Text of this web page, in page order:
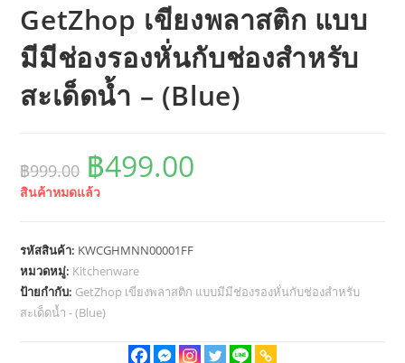
GetZhop เขียงพลาสติก แบบ
มีมีช่องรองหั่นกับช่องสำหรับ
สะเด็ดน้ำ – (Blue)
฿999.00
Original
price
was:
฿999.00.
฿499.00
สินค้าหมดแล้ว
รหัสสินค้า: KWCGHMNN00001FF
หมวดหมู่: Kitchenware
ป้ายกำกับ: GetZhop เขียงพลาสติก แบบมีมีช่องรองหั่นกับช่องสำหรับ
สะเด็ดน้ำ - (Blue)